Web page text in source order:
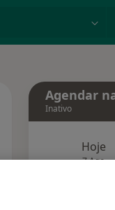
Agendar
Inativo
Hoje
7 Ago